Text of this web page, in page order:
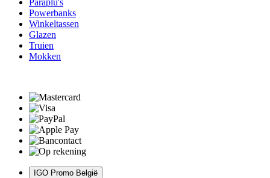
Powerbanks
Winkeltassen
Glazen
Truien
Mokken
IGO Promo België